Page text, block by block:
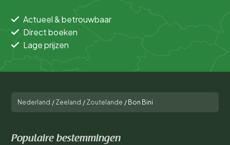
Actueel & betrouwbaar
Direct boeken
Lage prijzen
Nederland / Zeeland / Zoutelande / Bon Bini
Populaire bestemmingen